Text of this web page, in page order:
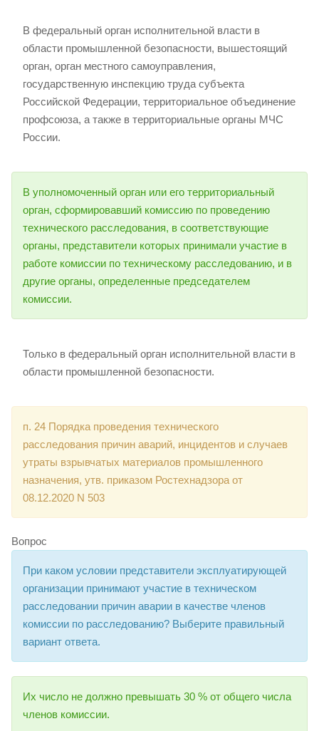
В федеральный орган исполнительной власти в
области промышленной безопасности, вышестоящий
орган, орган местного самоуправления,
государственную инспекцию труда субъекта
Российской Федерации, территориальное объединение
профсоюза, а также в территориальные органы МЧС
России.
В уполномоченный орган или его территориальный
орган, сформировавший комиссию по проведению
технического расследования, в соответствующие
органы, представители которых принимали участие в
работе комиссии по техническому расследованию, и в
другие органы, определенные председателем
комиссии.
Только в федеральный орган исполнительной власти в
области промышленной безопасности.
п. 24 Порядка проведения технического
расследования причин аварий, инцидентов и случаев
утраты взрывчатых материалов промышленного
назначения, утв. приказом Ростехнадзора от
08.12.2020 N 503
Вопрос
При каком условии представители эксплуатирующей
организации принимают участие в техническом
расследовании причин аварии в качестве членов
комиссии по расследованию? Выберите правильный
вариант ответа.
Их число не должно превышать 30 % от общего числа
членов комиссии.